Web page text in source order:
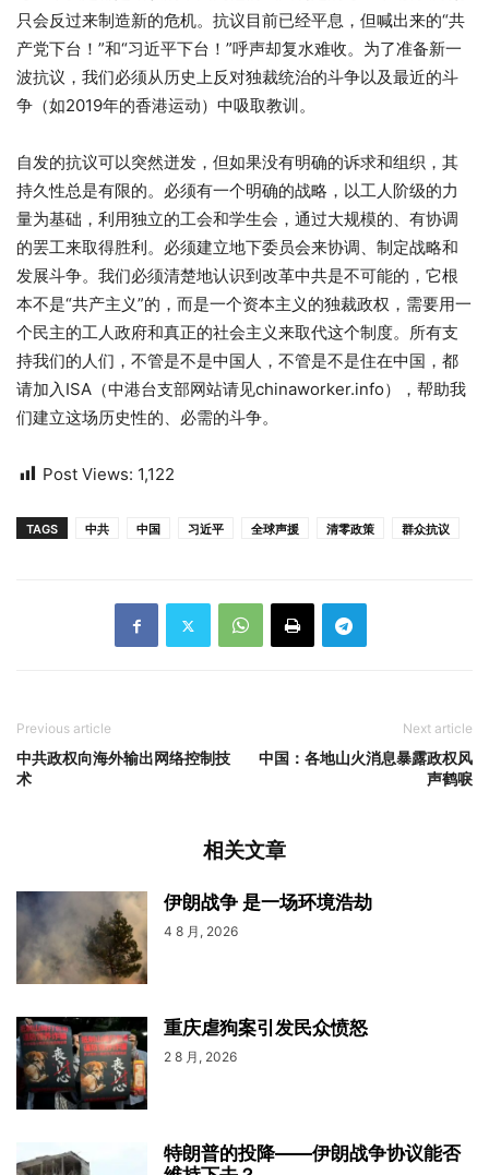
只会反过来制造新的危机。抗议目前已经平息，但喊出来的“共
产党下台！”和“习近平下台！”呼声却复水难收。为了准备新一
波抗议，我们必须从历史上反对独裁统治的斗争以及最近的斗
争（如2019年的香港运动）中吸取教训。
自发的抗议可以突然迸发，但如果没有明确的诉求和组织，其
持久性总是有限的。必须有一个明确的战略，以工人阶级的力
量为基础，利用独立的工会和学生会，通过大规模的、有协调
的罢工来取得胜利。必须建立地下委员会来协调、制定战略和
发展斗争。我们必须清楚地认识到改革中共是不可能的，它根
本不是“共产主义”的，而是一个资本主义的独裁政权，需要用一
个民主的工人政府和真正的社会主义来取代这个制度。所有支
持我们的人们，不管是不是中国人，不管是不是住在中国，都
请加入ISA（中港台支部网站请见chinaworker.info），帮助我
们建立这场历史性的、必需的斗争。
Post Views: 1,122
TAGS 中共 中国 习近平 全球声援 清零政策 群众抗议
Previous article
中共政权向海外输出网络控制技
术
Next article
中国：各地山火消息暴露政权风
声鹤唳
相关文章
伊朗战争 是一场环境浩劫
4 8 月, 2026
重庆虐狗案引发民众愤怒
2 8 月, 2026
特朗普的投降——伊朗战争协议能否